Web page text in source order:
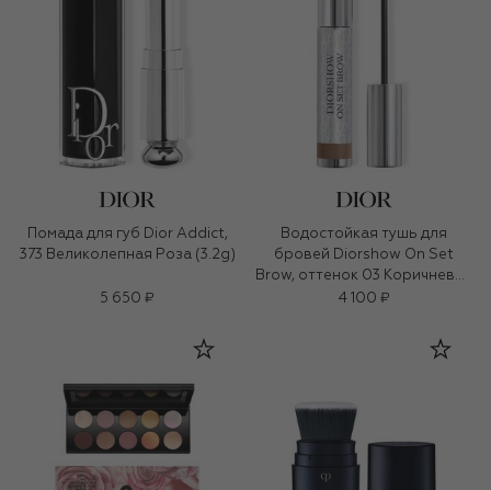
Помада для губ Dior Addict,
373 Великолепная Роза (3.2g)
5 650 ₽
Водостойкая тушь для
бровей Diorshow On Set
Brow, оттенок 03 Коричневый
(5ml)
4 100 ₽